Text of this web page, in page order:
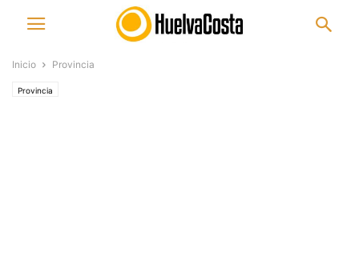
Inicio Provincia
Provincia